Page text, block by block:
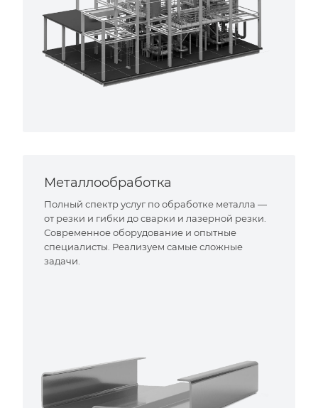
Металлообработка
Полный спектр услуг по обработке металла —
от резки и гибки до сварки и лазерной резки.
Современное оборудование и опытные
специалисты. Реализуем самые сложные
задачи.